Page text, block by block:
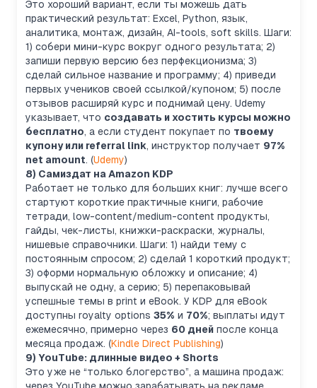
Это хороший вариант, если ты можешь дать
практический результат: Excel, Python, язык,
аналитика, монтаж, дизайн, AI-tools, soft skills. Шаги:
1) собери мини-курс вокруг одного результата; 2)
запиши первую версию без перфекционизма; 3)
сделай сильное название и программу; 4) приведи
первых учеников своей ссылкой/купоном; 5) после
отзывов расширяй курс и поднимай цену. Udemy
указывает, что создавать и хостить курсы можно
бесплатно, а если студент покупает по твоему
купону или referral link, инструктор получает 97%
net amount. (Udemy)
8) Самиздат на Amazon KDP
Работает не только для больших книг: лучше всего
стартуют короткие практичные книги, рабочие
тетради, low-content/medium-content продукты,
гайды, чек-листы, книжки-раскраски, журналы,
нишевые справочники. Шаги: 1) найди тему с
постоянным спросом; 2) сделай 1 короткий продукт;
3) оформи нормальную обложку и описание; 4)
выпускай не одну, а серию; 5) перепаковывай
успешные темы в print и eBook. У KDP для eBook
доступны royalty options 35% и 70%; выплаты идут
ежемесячно, примерно через 60 дней после конца
месяца продаж. (Kindle Direct Publishing)
9) YouTube: длинные видео + Shorts
Это уже не “только блогерство”, а машина продаж: